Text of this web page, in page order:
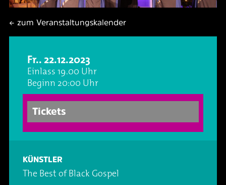
Ballett & Tanz
Familie
Kabarett & Comedy
Konzerte
Oper & Operette
Party
Neuigkeiten
Tickets
Anreise & Parken
Hotels & Übernachtung
Essen & Trinken
Barrierefreiheit
Das Haus
Großer Saal
Foyer und Galerie
Seminarbereich
Technik
Downloads
Kafé Klinker
Jobs im Kafé Klinker
← zum Veranstaltungskalender
Fr.. 22.12.2023
Einlass 19.00 Uhr
Beginn 20:00 Uhr
Tickets
KÜNSTLER
The Best of Black Gospel